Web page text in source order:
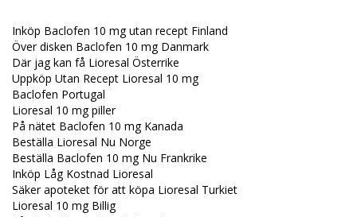
Inköp Baclofen 10 mg utan recept Finland
Över disken Baclofen 10 mg Danmark
Där jag kan få Lioresal Österrike
Uppköp Utan Recept Lioresal 10 mg
Baclofen Portugal
Lioresal 10 mg piller
På nätet Baclofen 10 mg Kanada
Beställa Lioresal Nu Norge
Beställa Baclofen 10 mg Nu Frankrike
Inköp Låg Kostnad Lioresal
Säker apoteket för att köpa Lioresal Turkiet
Lioresal 10 mg Billig